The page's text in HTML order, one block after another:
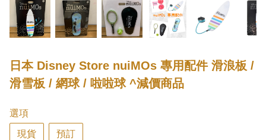
日本 Disney Store nuiMOs 專用配件 滑浪板 /
滑雪板 / 網球 / 啦啦球 ^減價商品
選項
現貨 預訂